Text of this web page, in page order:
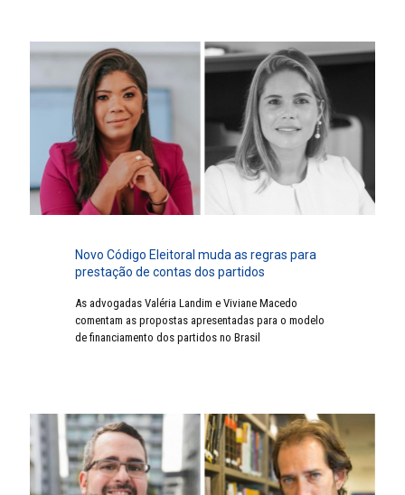
Novo Código Eleitoral muda as regras para
prestação de contas dos partidos
As advogadas Valéria Landim e Viviane Macedo
comentam as propostas apresentadas para o modelo
de financiamento dos partidos no Brasil